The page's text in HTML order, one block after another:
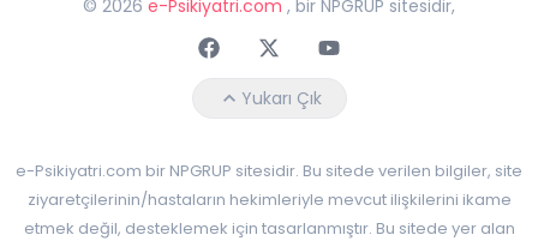
© 2026 e-Psikiyatri.com , bir NPGRUP sitesidir,
FaceebokTwitterYoutube
Yukarı Çık
e-Psikiyatri.com bir NPGRUP sitesidir. Bu sitede verilen bilgiler, site
ziyaretçilerinin/hastaların hekimleriyle mevcut ilişkilerini ikame
etmek değil, desteklemek için tasarlanmıştır. Bu sitede yer alan